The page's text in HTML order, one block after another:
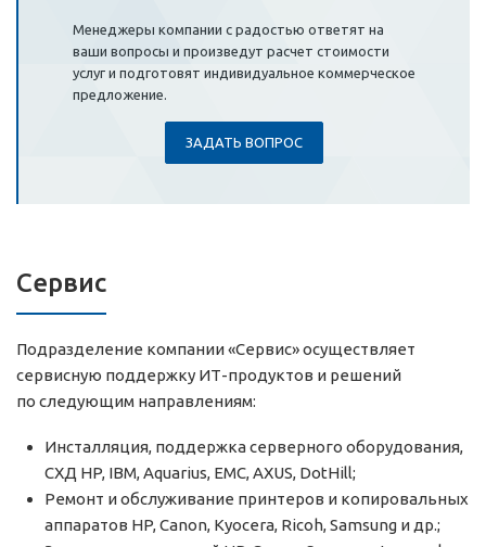
Менеджеры компании с радостью ответят на
ваши вопросы и произведут расчет стоимости
услуг и подготовят индивидуальное коммерческое
предложение.
ЗАДАТЬ ВОПРОС
Сервис
Подразделение компании «Сервис» осуществляет
сервисную поддержку ИТ-продуктов и решений
по следующим направлениям:
Инсталляция, поддержка серверного оборудования,
СХД HP, IBM, Aquarius, EMC, AXUS, DotHill;
Ремонт и обслуживание принтеров и копировальных
аппаратов HP, Canon, Kyocera, Ricoh, Samsung и др.;